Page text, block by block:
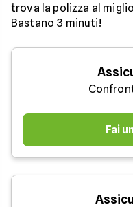
trova la polizza al
Bastano 3 minuti!
Fai